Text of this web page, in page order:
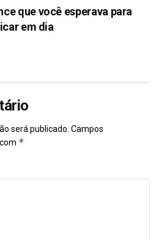
que você esperava para
em dia
será publicado. Campos
*